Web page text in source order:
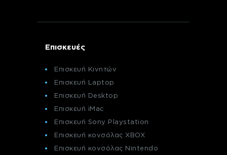
Επισκευές
Επισκευή Κινητών
Επισκευή Laptop
Επισκευή Desktop
Επισκευή iMac
Επισκευή Sony Playstation
Επισκευή κονσόλας XBOX
Επισκευή κονσόλας Nintendo